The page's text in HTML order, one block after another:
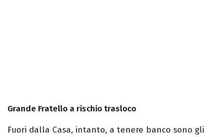
Grande Fratello a rischio trasloco
Fuori dalla Casa, intanto, a tenere banco sono gli